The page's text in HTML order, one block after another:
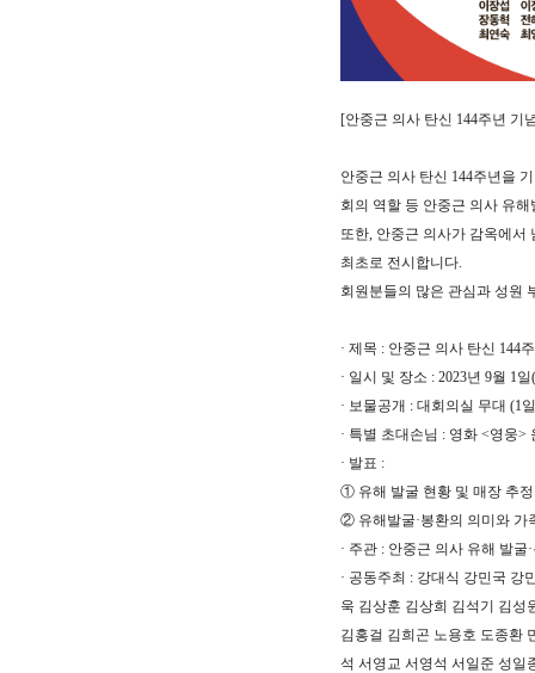
[안중근 의사 탄신 144주년 기
안중근 의사 탄신 144주년을
회의 역할 등 안중근 의사 유
또한, 안중근 의사가 감옥에서
최초로 전시합니다.
회원분들의 많은 관심과 성원
· 제목 : 안중근 의사 탄신 144
· 일시 및 장소 : 2023년 9월 1
· 보물공개 : 대회의실 무대 (1
· 특별 초대손님 : 영화 <영웅>
· 발표 :
① 유해 발굴 현황 및 매장 추
② 유해발굴·봉환의 의미와 가
· 주관 : 안중근 의사 유해 발
· 공동주최 : 강대식 강민국
욱 김상훈 김상희 김석기 김성
김홍걸 김희곤 노용호 도종환
석 서영교 서영석 서일준 성일